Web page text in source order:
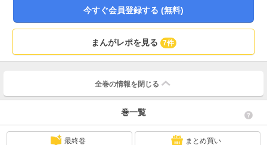
今すぐ会員登録する (無料)
まんがレポを見る 7件
全巻の情報を 閉じる
巻一覧
最終巻 まとめ買い